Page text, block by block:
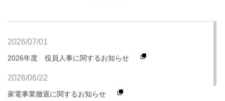
2026/07/01
2026年度 役員人事に関するお知らせ
2026/06/22
家電事業撤退に関するお知らせ